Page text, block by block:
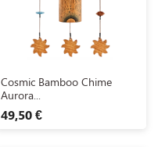
Aperçu rapide
Cosmic Bamboo Chime
Aurora...
49,50 €